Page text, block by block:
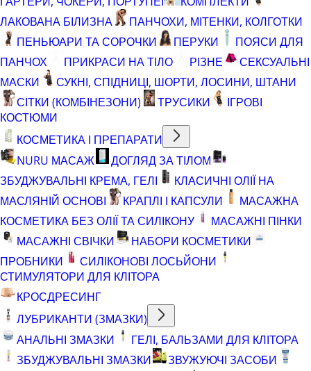
ЛАКОВАНА БІЛИЗНА
ПАНЧОХИ, МІТЕНКИ, КОЛГОТКИ
ПЕНЬЮАРИ ТА СОРОЧКИ
ПЕРУКИ
ПОЯСИ ДЛЯ
ПАНЧОХ
ПРИКРАСИ НА ТІЛО РІЗНЕ
СЕКСУАЛЬНІ
МАСКИ
СУКНІ, СПІДНИЦІ, ШОРТИ, ЛОСИНИ, ШТАНИ
СІТКИ (КОМБІНЕЗОНИ)
ТРУСИКИ
ІГРОВІ
КОСТЮМИ
КОСМЕТИКА І ПРЕПАРАТИ
NURU МАСАЖ
ДОГЛЯД ЗА ТІЛОМ
ЗБУДЖУВАЛЬНІ КРЕМА, ГЕЛІ
КЛАСИЧНІ ОЛІЇ НА
МАСЛЯНІЙ ОСНОВІ
КРАПЛІ І КАПСУЛИ
МАСАЖНА
КОСМЕТИКА БЕЗ ОЛІЇ ТА СИЛІКОНУ
МАСАЖНІ ПІНКИ
МАСАЖНІ СВІЧКИ
НАБОРИ КОСМЕТИКИ
ПРОБНИКИ
СИЛІКОНОВІ ЛОСЬЙОНИ
СТИМУЛЯТОРИ ДЛЯ КЛІТОРА
КРОСДРЕСИНГ
ЛУБРИКАНТИ (ЗМАЗКИ)
АНАЛЬНІ ЗМАЗКИ
ГЕЛІ, БАЛЬЗАМИ ДЛЯ КЛІТОРА
ЗБУДЖУВАЛЬНІ ЗМАЗКИ
ЗВУЖУЮЧІ ЗАСОБИ